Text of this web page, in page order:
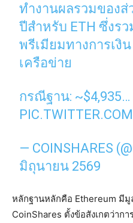
ทำงานผลรวมของส่
ปีสำหรับ ETH ซึ่งร
พรีเมียมทางการเงิ
เครือข่าย
กรณีฐาน: ~$4,935…
— COINSHARES
มิถุนายน 2569
หลักฐานหลักคือ Ethereum มี
CoinShares ตั้งข้อสังเกตว่าก